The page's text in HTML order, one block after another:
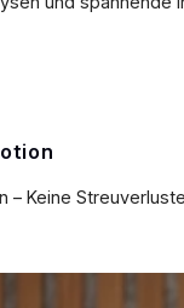
– Keine